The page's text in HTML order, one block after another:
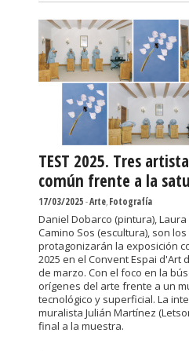
TEST 2025. Tres
común frente a la
17/03/2025-Arte,Fotografía
Daniel Dobarco (pintura),
Camino Sos (escultura), son
protagonizarán la exposición
2025 en el Convent Espai d'Art
de marzo. Con el foco en la
orígenes del arte frente a un
tecnológico y superficial. La
muralista Julián Martínez
final a la muestra.